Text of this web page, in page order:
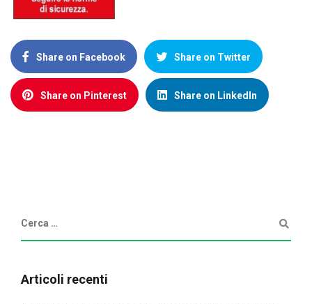
Share on Facebook Share on Twitter
Share on Pinterest Share on LinkedIn
Articoli recenti